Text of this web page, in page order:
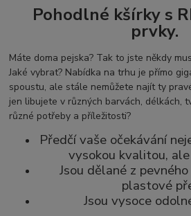
Pohodlné kšírky s
prvky.
Máte doma pejska? Tak to jste někdy
Jaké vybrat? Nabídka na trhu je přímo
spoustu, ale stále nemůžete najít ty
jen libujete v různých barvách, délkách,
různé potřeby a příležitosti?
Předčí vaše očekávání
vysokou kvalitou,
Jsou dělané z
plastové
Jsou vysoce